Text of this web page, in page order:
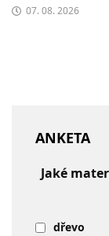
07. 08. 2026
ANKETA
Jaké
dřevo